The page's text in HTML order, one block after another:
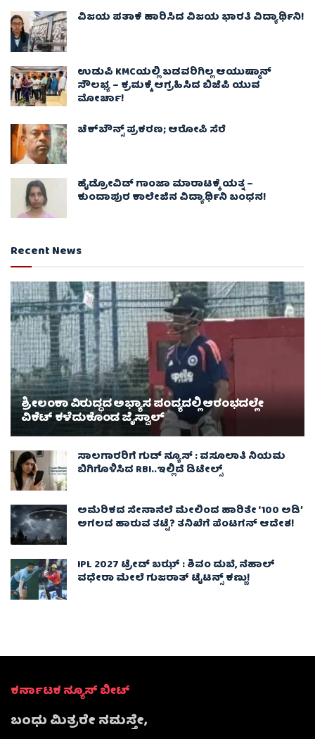
ವಿಜಯ ಪತಾಕೆ ಹಾರಿಸಿದ ವಿಜಯ ಭಾರತಿ ವಿದ್ಯಾರ್ಥಿನಿ!
ಉಡುಪಿ KMCಯಲ್ಲಿ ಬಡವರಿಗಿಲ್ಲ ಆಯುಷ್ಮಾನ್
ಸೌಲಭ್ಯ – ಕ್ರಮಕ್ಕೆ ಆಗ್ರಹಿಸಿದ ಬಿಜೆಪಿ ಯುವ
ಮೋರ್ಚಾ!
ಚೆಕ್​ಬೌನ್ಸ್​ ಪ್ರಕರಣ; ಆರೋಪಿ ಸೆರೆ
ಹೈಡ್ರೋವಿಡ್ ಗಾಂಜಾ ಮಾರಾಟಕ್ಕೆ ಯತ್ನ –
ಕುಂದಾಪುರ ಕಾಲೇಜಿನ ವಿದ್ಯಾರ್ಥಿನಿ ಬಂಧನ!
Recent News
ಶ್ರೀಲಂಕಾ ವಿರುದ್ಧದ ಅಭ್ಯಾಸ ಪಂದ್ಯದಲ್ಲಿ ಆರಂಭದಲ್ಲೇ
ವಿಕೆಟ್ ಕಳೆದುಕೊಂಡ ಜೈಸ್ವಾಲ್
ಸಾಲಗಾರರಿಗೆ ಗುಡ್ ನ್ಯೂಸ್ : ವಸೂಲಾತಿ ನಿಯಮ
ಬಿಗಿಗೊಳಿಸಿದ RBI..ಇಲ್ಲಿದೆ ಡಿಟೇಲ್ಸ್
ಅಮೆರಿಕದ ಸೇನಾನೆಲೆ ಮೇಲಿಂದ ಹಾರಿತೇ ‘100 ಅಡಿ’
ಅಗಲದ ಹಾರುವ ತಟ್ಟೆ? ತನಿಖೆಗೆ ಪೆಂಟಗನ್ ಆದೇಶ!
IPL 2027 ಟ್ರೇಡ್‌ ಬಝ್ : ಶಿವಂ ದುಬೆ, ನೆಹಾಲ್
ವಧೇರಾ ಮೇಲೆ ಗುಜರಾತ್ ಟೈಟನ್ಸ್ ಕಣ್ಣು!
ಕರ್ನಾಟಕ ನ್ಯೂಸ್ ಬೀಟ್
ಬಂಧು ಮಿತ್ರರೇ ನಮಸ್ತೇ,